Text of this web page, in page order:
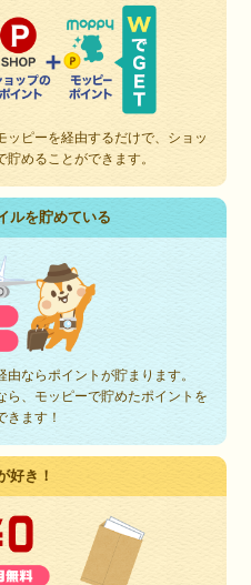
ッピーを経由するだけで、ショッ
めることができます。
ルを貯めている
ならポイントが貯まります。
、モッピーで貯めたポイントを
きます！
好き！